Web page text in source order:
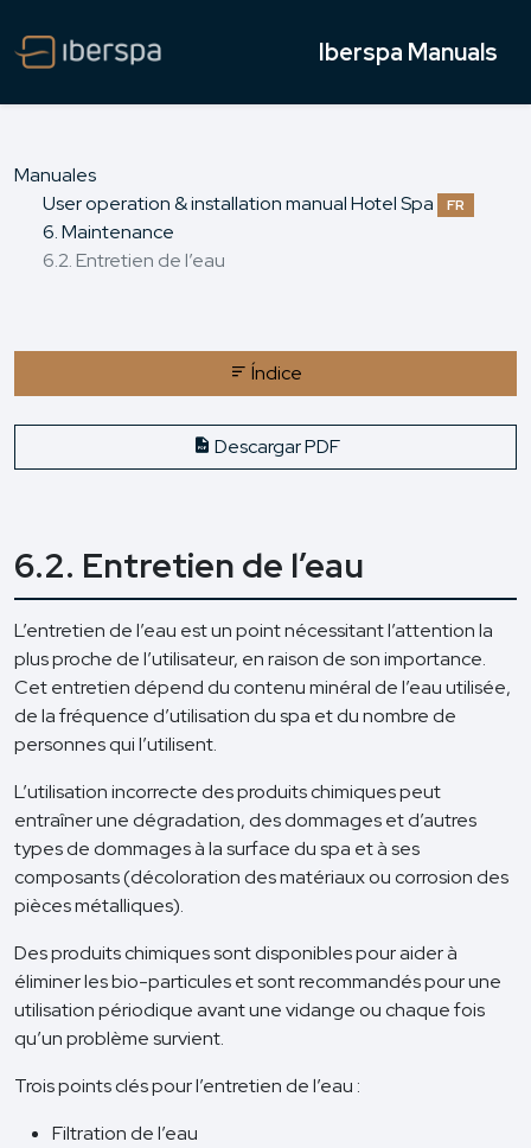
Iberspa Manuals
Manuales
User operation & installation manual Hotel Spa
FR
6. Maintenance
6.2. Entretien de l’eau
Índice
Descargar PDF
6.2. Entretien de l’eau
L’entretien de l’eau est un point nécessitant l’attention la
plus proche de l’utilisateur, en raison de son importance.
Cet entretien dépend du contenu minéral de l’eau utilisée,
de la fréquence d’utilisation du spa et du nombre de
personnes qui l’utilisent.
L’utilisation incorrecte des produits chimiques peut
entraîner une dégradation, des dommages et d’autres
types de dommages à la surface du spa et à ses
composants (décoloration des matériaux ou corrosion des
pièces métalliques).
Des produits chimiques sont disponibles pour aider à
éliminer les bio-particules et sont recommandés pour une
utilisation périodique avant une vidange ou chaque fois
qu’un problème survient.
Trois points clés pour l’entretien de l’eau :
Filtration de l’eau